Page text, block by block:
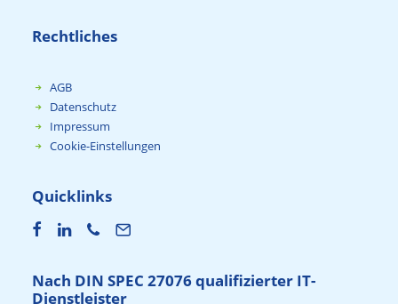
Rechtliches
AGB
Datenschutz
Impressum
Cookie-Einstellungen
Quicklinks
Nach DIN SPEC 27076 qualifizierter IT-
Dienstleister